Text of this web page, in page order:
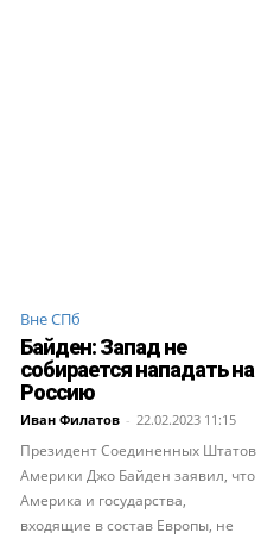
Вне СПб
Байден: Запад не
собирается нападать на
Россию
Иван Филатов - 22.02.2023 11:15
Президент Соединенных Штатов
Америки Джо Байден заявил, что
Америка и государства,
входящие в состав Европы, не